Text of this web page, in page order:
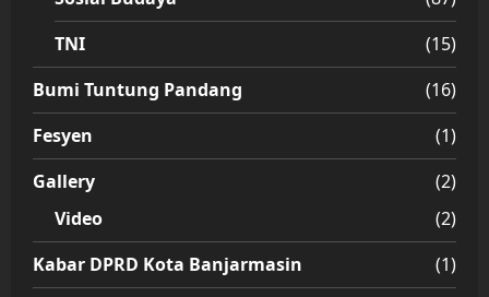
TNI
(15)
Bumi Tuntung Pandang
(16)
Fesyen
(1)
Gallery
(2)
Video
(2)
Kabar DPRD Kota Banjarmasin
(1)